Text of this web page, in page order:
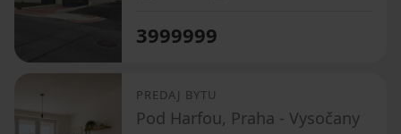
3999999
PREDAJ BYTU
Pod Harfou, Praha - Vysočany